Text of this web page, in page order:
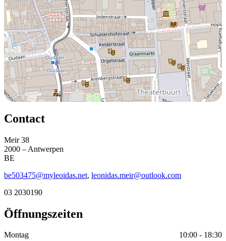
Contact
Meir 38
2000 – Antwerpen
BE
be503475@myleoidas.net, leonidas.meir@outlook.com
03 2030190
Öffnungszeiten
Montag
10:00 - 18:30